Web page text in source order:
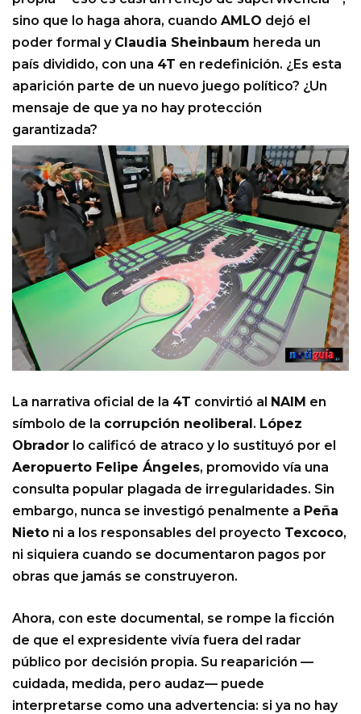
sino que lo haga ahora, cuando AMLO dejó el
poder formal y Claudia Sheinbaum hereda un
país dividido, con una 4T en redefinición. ¿Es esta
aparición parte de un nuevo juego político? ¿Un
mensaje de que ya no hay protección
garantizada?
La narrativa oficial de la 4T convirtió al NAIM en
símbolo de la corrupción neoliberal. López
Obrador lo calificó de atraco y lo sustituyó por el
Aeropuerto Felipe Ángeles, promovido vía una
consulta popular plagada de irregularidades. Sin
embargo, nunca se investigó penalmente a Peña
Nieto ni a los responsables del proyecto Texcoco,
ni siquiera cuando se documentaron pagos por
obras que jamás se construyeron.
Ahora, con este documental, se rompe la ficción
de que el expresidente vivía fuera del radar
público por decisión propia. Su reaparición —
cuidada, medida, pero audaz— puede
interpretarse como una advertencia: si ya no hay